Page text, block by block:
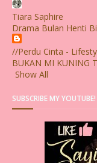
Tiara Saphire
Drama Bulan Henti
//Perdu Cinta -
BUKAN MI KUNING
Show All
SUBSCRIBE MY YOUTUBE!